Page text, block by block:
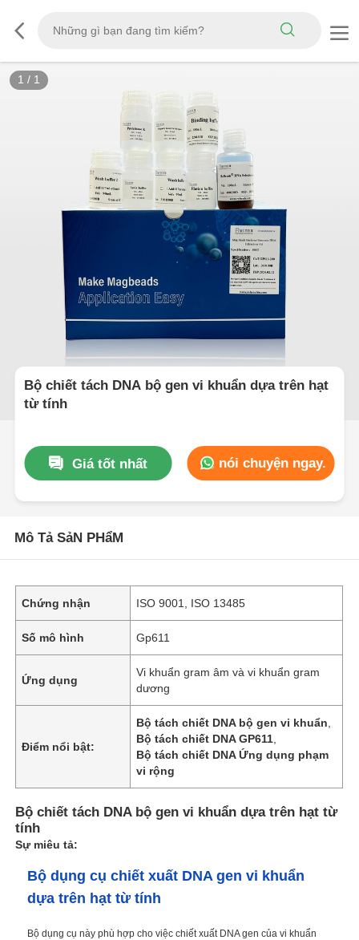
1 / 1
Bộ chiết tách DNA bộ gen vi khuẩn dựa trên hạt
từ tính
Giá tốt nhất nói chuyện ngay.
Mô Tả SảN PHẩM
Chứng nhận ISO 9001, ISO 13485
Số mô hình Gp611
Ứng dụng
Vi khuẩn gram âm và vi khuẩn gram
dương
Điểm nổi bật:
Bộ tách chiết DNA bộ gen vi khuẩn
Bộ tách chiết DNA GP611
Bộ tách chiết DNA Ứng dụng phạm
vi rộng
Bộ chiết tách DNA bộ gen vi khuẩn dựa trên hạt từ
tính
Sự miêu tả:
Bộ dụng cụ chiết xuất DNA gen vi khuẩn
dựa trên hạt từ tính
Bộ dụng cụ này phù hợp cho việc chiết xuất DNA gen của vi khuẩn